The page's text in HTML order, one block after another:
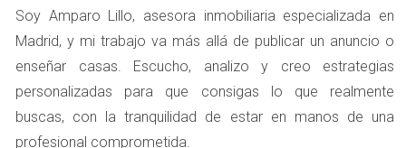
ambos cónyuges pueden tener una visión más objetiva
sobre el valor de la propiedad y cómo proceder. Esto
puede facilitar una negociación más justa y menos
cargada emocionalmente. Sin embargo, hay que
considerar que mantener la vivienda durante el proceso
de divorcio puede generar gastos adicionales, como
Soy Amparo Lillo, asesora inmobiliaria especializada en
Madrid, y mi trabajo va más allá de publicar un anuncio o
enseñar casas. Escucho, analizo y creo estrategias
personalizadas para que consigas lo que realmente
buscas, con la tranquilidad de estar en manos de una
profesional comprometida.